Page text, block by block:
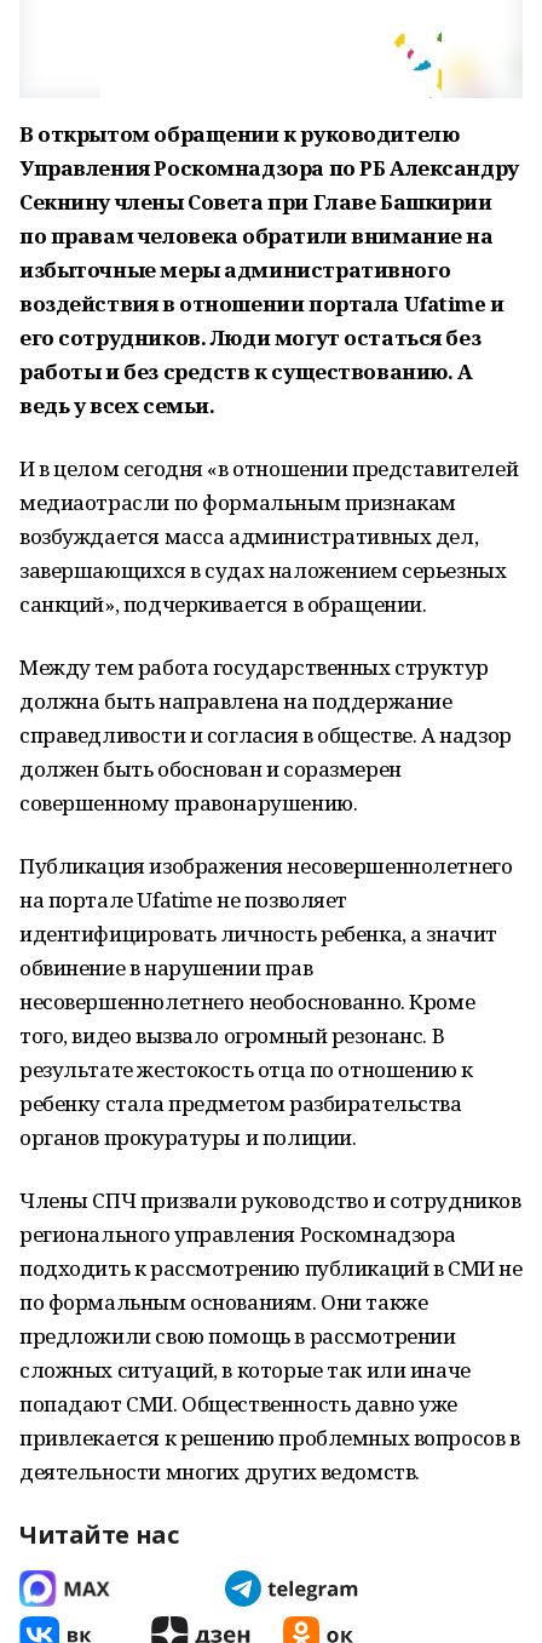
В открытом обращении к руководителю
Управления Роскомнадзора по РБ Александру
Секнину члены Совета при Главе Башкирии
по правам человека обратили внимание на
избыточные меры административного
воздействия в отношении портала Ufatime и
его сотрудников. Люди могут остаться без
работы и без средств к существованию. А
ведь у всех семьи.
И в целом сегодня «в отношении представителей
медиаотрасли по формальным признакам
возбуждается масса административных дел,
завершающихся в судах наложением серьезных
санкций», подчеркивается в обращении.
Между тем работа государственных структур
должна быть направлена на поддержание
справедливости и согласия в обществе. А надзор
должен быть обоснован и соразмерен
совершенному правонарушению.
Публикация изображения несовершеннолетнего
на портале Ufatime не позволяет
идентифицировать личность ребенка, а значит
обвинение в нарушении прав
несовершеннолетнего необоснованно. Кроме
того, видео вызвало огромный резонанс. В
результате жестокость отца по отношению к
ребенку стала предметом разбирательства
органов прокуратуры и полиции.
Члены СПЧ призвали руководство и сотрудников
регионального управления Роскомнадзора
подходить к рассмотрению публикаций в СМИ не
по формальным основаниям. Они также
предложили свою помощь в рассмотрении
сложных ситуаций, в которые так или иначе
попадают СМИ. Общественность давно уже
привлекается к решению проблемных вопросов в
деятельности многих других ведомств.
Читайте нас